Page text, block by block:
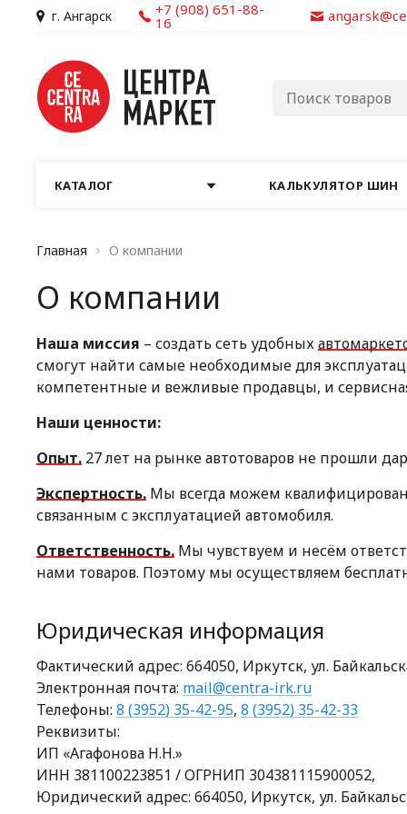
г. Ангарск +7 (908) 651-88-
16
КАТАЛОГ КАЛЬКУЛЯТОР ШИН
Главная О компании
О компании
Наша миссия – создать сеть удобных
смогут найти самые необходимые для
компетентные и вежливые продавцы, и
Наши ценности:
Опыт. 27 лет на рынке автотоваров не прошли
Экспертность. Мы всегда можем
связанным с эксплуатацией автомобиля.
Ответственность. Мы чувствуем и несём
нами товаров. Поэтому мы осуществляем
Юридическая информация
Фактический адрес: 664050, Иркутск, ул.
Электронная почта: mail@centra-irk.ru
Телефоны: 8 (3952) 35-42-95, 8 (3952) 35-42-33
Реквизиты:
ИП «Агафонова Н.Н.»
ИНН 381100223851 / ОГРНИП 304381115900052,
Юридический адрес: 664050, Иркутск, ул.